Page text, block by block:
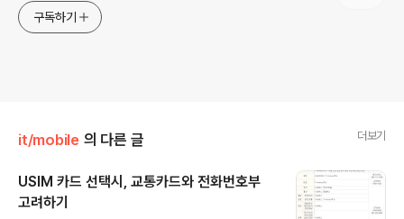
구독하기
it/mobile 의 다른 글 더보기
USIM 카드 선택시, 교통카드와 전화번호부
고려하기